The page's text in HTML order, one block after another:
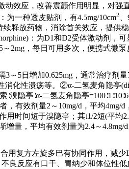
效应，改善震颤作用明显，对强
为一种透皮贴剂，有4.5mg/10cm2
释放药物，消除首关效应，提供
：为D1和D2受体激动剂，
2mg，每日可用多次，便携式微
～5日增加0.625mg，通常治疗
性溃疡等。②α-二氢麦角隐亭
溴隐亭∶α-二氢麦角隐亭
有效剂量2～10mg/d，平均
时间短于溴隐亭；其t1/2短(平
量，平均有效剂量为2.4～4.8mg/d
复方左旋多巴有协同作用，减少
良反应有口干、胃纳少和体位